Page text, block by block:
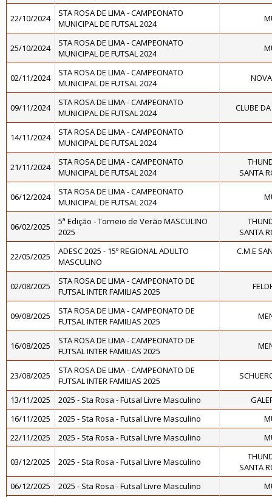
22/10/2024
STA ROSA DE LIMA - CAMPEONATO
MUNICIPAL DE FUTSAL 2024
25/10/2024
STA ROSA DE LIMA - CAMPEONATO
MUNICIPAL DE FUTSAL 2024
02/11/2024
STA ROSA DE LIMA - CAMPEONATO
MUNICIPAL DE FUTSAL 2024
09/11/2024
STA ROSA DE LIMA - CAMPEONATO
MUNICIPAL DE FUTSAL 2024
CLUBE
14/11/2024
STA ROSA DE LIMA - CAMPEONATO
MUNICIPAL DE FUTSAL 2024
21/11/2024
STA ROSA DE LIMA - CAMPEONATO
MUNICIPAL DE FUTSAL 2024
SANTA
06/12/2024
STA ROSA DE LIMA - CAMPEONATO
MUNICIPAL DE FUTSAL 2024
06/02/2025
5ª Edição - Torneio de Verão MASCULINO
2025
SANTA
22/05/2025
ADESC 2025 - 15º REGIONAL ADULTO
MASCULINO
C.M.E
02/08/2025
STA ROSA DE LIMA - CAMPEONATO DE
FUTSAL INTER FAMILIAS 2025
09/08/2025
STA ROSA DE LIMA - CAMPEONATO DE
FUTSAL INTER FAMILIAS 2025
16/08/2025
STA ROSA DE LIMA - CAMPEONATO DE
FUTSAL INTER FAMILIAS 2025
23/08/2025
STA ROSA DE LIMA - CAMPEONATO DE
FUTSAL INTER FAMILIAS 2025
13/11/2025 2025 - Sta Rosa - Futsal Livre Masculino
16/11/2025
2025 - Sta Rosa - Futsal Livre Masculino
22/11/2025
2025 - Sta Rosa - Futsal Livre Masculino
03/12/2025 2025 - Sta Rosa - Futsal Livre Masculino
SANTA
06/12/2025
2025 - Sta Rosa - Futsal Livre Masculino